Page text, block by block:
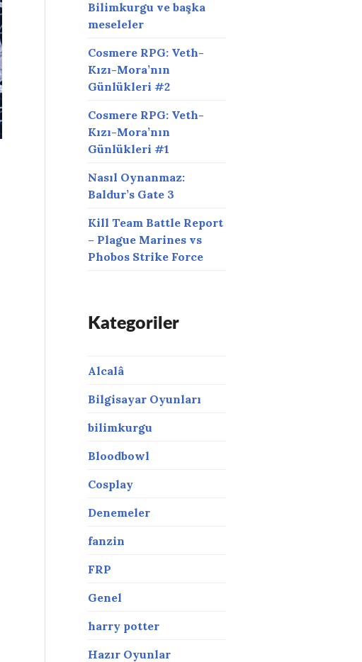
Bilimkurgu ve başka
meseleler
Cosmere RPG: Veth-
Kızı-Mora’nın
Günlükleri #2
Cosmere RPG: Veth-
Kızı-Mora’nın
Günlükleri #1
Nasıl Oynanmaz:
Baldur’s Gate 3
Kill Team Battle Report
– Plague Marines vs
Phobos Strike Force
Kategoriler
Alcalâ
Bilgisayar Oyunları
bilimkurgu
Bloodbowl
Cosplay
Denemeler
fanzin
FRP
Genel
harry potter
Hazır Oyunlar